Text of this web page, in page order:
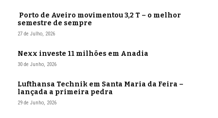
Porto de Aveiro movimentou 3,2 T – o melhor
semestre de sempre
27 de Julho, 2026
Nexx investe 11 milhões em Anadia
30 de Junho, 2026
Lufthansa Technik em Santa Maria da Feira –
lançada a primeira pedra
29 de Junho, 2026